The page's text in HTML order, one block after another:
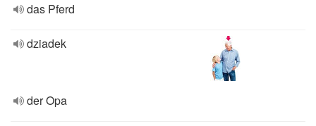
das Pferd
dziadek
der Opa